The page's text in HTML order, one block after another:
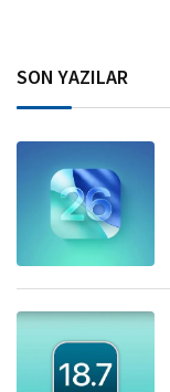
SON YAZILAR